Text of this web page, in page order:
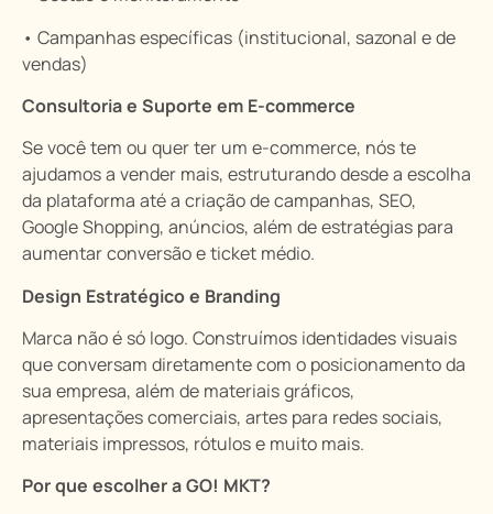
• Campanhas específicas (institucional, sazonal e de
vendas)
Consultoria e Suporte em E-commerce
Se você tem ou quer ter um e-commerce, nós te
ajudamos a vender mais, estruturando desde a escolha
da plataforma até a criação de campanhas, SEO,
Google Shopping, anúncios, além de estratégias para
aumentar conversão e ticket médio.
Design Estratégico e Branding
Marca não é só logo. Construímos identidades visuais
que conversam diretamente com o posicionamento da
sua empresa, além de materiais gráficos,
apresentações comerciais, artes para redes sociais,
materiais impressos, rótulos e muito mais.
Por que escolher a GO! MKT?